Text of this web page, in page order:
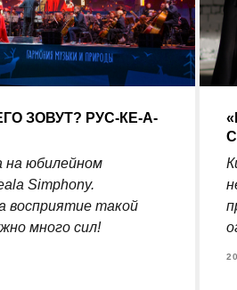
ЗОВУТ? РУС-КЕ-А-
на юбилейном
Simphony.
восприятие такой
много сил!